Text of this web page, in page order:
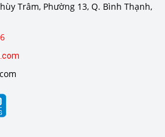
Trâm, Phường 13, Q. Bình Thạnh,